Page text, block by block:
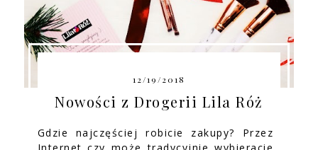
12/19/2018
Nowości z Drogerii Lila Róż
Gdzie najczęściej robicie zakupy? Przez